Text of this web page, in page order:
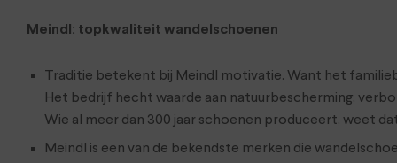
Meindl: topkwaliteit wandelschoenen
Traditie betekent bij Meindl motivatie. Want het
Het bedrijf hecht waarde aan natuurbescherming,
Wie al meer dan 300 jaar schoenen produceert, weet
Meindl is een van de bekendste merken die